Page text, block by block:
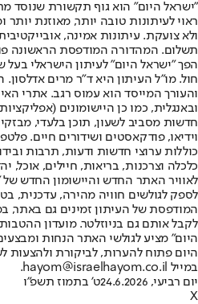
"ישראל היום" הוא גוף תקשורת שנוסד
ראוי לעיתונות טובה יותר, מאוזנת
ולא צועקת. עיתונות אמינה,
הפך "ישראל היום" לעיתון הישראלי בעל
חול. מו"ל העיתון היא ד"ר מרים
והעורך המייסד הוא עמוס רגב. אתרי
חדשות מסביב לשעון, תוכן בלעדי,
וידיאו, פודקאסטים ושידורים חיים.
כוללות ערוצי חדשות ודעות, תרבות
לאוויר האתר החדש והיישומון החדש
לספק לגולשים חוויה מהירה, עדכנית,
המודפסת של העיתון זמינים גם באתר,
לקבל אותם גם בניוזלטר. מועדון
היום" מציע לגולשי האתר הנחות
היום פתוח להערות, לביקורת ולהצעות
במייל hayom@israelhayom.co.il.
יום רביעי, 24.6.2026
ט' בתמוז תשפ"ו
X